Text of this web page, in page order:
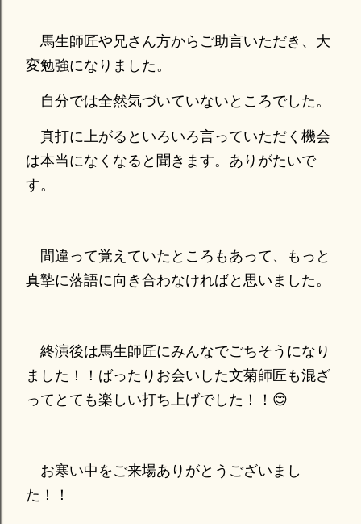
馬生師匠や兄さん方からご助言いただき、大
変勉強になりました。
自分では全然気づいていないところでした。
真打に上がるといろいろ言っていただく機会
は本当になくなると聞きます。ありがたいで
す。
間違って覚えていたところもあって、もっと
真摯に落語に向き合わなければと思いました。
終演後は馬生師匠にみんなでごちそうになり
ました！！ばったりお会いした文菊師匠も混ざ
ってとても楽しい打ち上げでした！！😊
お寒い中をご来場ありがとうございまし
た！！